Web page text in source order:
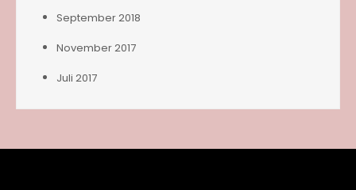
September 2018
November 2017
Juli 2017